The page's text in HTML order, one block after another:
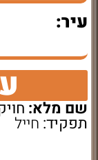
עיר:
שם מלא:
תפקיד: חייל